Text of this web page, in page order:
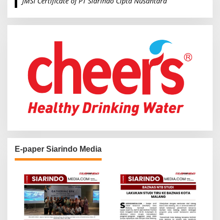
o
E-paper Siarindo Media